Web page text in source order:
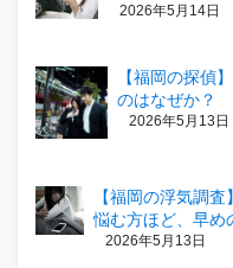
2026年5月14日
【福岡の探偵
のはなぜか？
2026年5月13日
【福岡の浮気調
悩む方ほど、早め
2026年5月13日